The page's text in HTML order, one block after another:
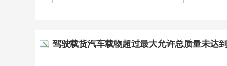
驾驶载货汽车载物超过最大允许总质量未达